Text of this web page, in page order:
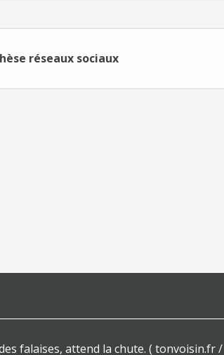
réseaux sociaux
falaises, attend la chute. ( tonvoisin.fr /